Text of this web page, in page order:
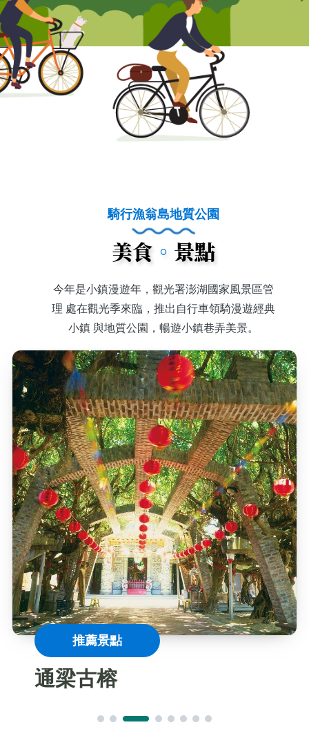
騎行漁翁島地質公園
美食 。 景點
今年是小鎮漫遊年，觀光署澎湖國家風景區管
理 處在觀光季來臨，推出自行車領騎漫遊經典
小鎮 與地質公園，暢遊小鎮巷弄美景。
推薦景點
通梁古榕